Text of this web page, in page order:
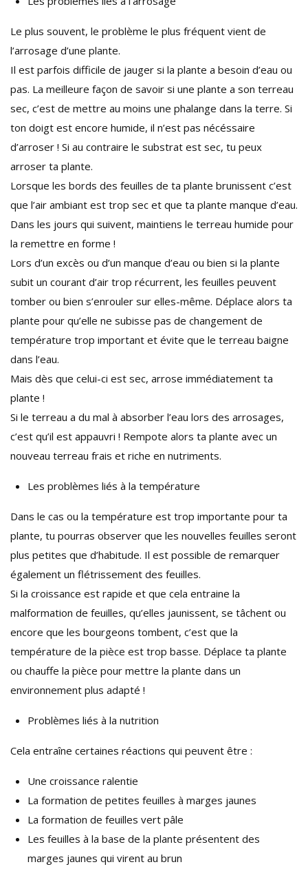
Le plus souvent, le problème le plus fréquent vient de
l’arrosage d’une plante.
Il est parfois difficile de jauger si la plante a besoin d’eau ou
pas. La meilleure façon de savoir si une plante a son terreau
sec, c’est de mettre au moins une phalange dans la terre. Si
ton doigt est encore humide, il n’est pas nécéssaire
d’arroser ! Si au contraire le substrat est sec, tu peux
arroser ta plante.
Lorsque les bords des feuilles de ta plante brunissent c’est
que l’air ambiant est trop sec et que ta plante manque d’eau.
Dans les jours qui suivent, maintiens le terreau humide pour
la remettre en forme !
Lors d’un excès ou d’un manque d’eau ou bien si la plante
subit un courant d’air trop récurrent, les feuilles peuvent
tomber ou bien s’enrouler sur elles-même. Déplace alors ta
plante pour qu’elle ne subisse pas de changement de
température trop important et évite que le terreau baigne
dans l’eau.
Mais dès que celui-ci est sec, arrose immédiatement ta
plante !
Si le terreau a du mal à absorber l’eau lors des arrosages,
c’est qu’il est appauvri ! Rempote alors ta plante avec un
nouveau terreau frais et riche en nutriments.
Les problèmes liés à la température
Dans le cas ou la température est trop importante pour ta
plante, tu pourras observer que les nouvelles feuilles seront
plus petites que d’habitude. Il est possible de remarquer
également un flétrissement des feuilles.
Si la croissance est rapide et que cela entraine la
malformation de feuilles, qu’elles jaunissent, se tâchent ou
encore que les bourgeons tombent, c’est que la
température de la pièce est trop basse. Déplace ta plante
ou chauffe la pièce pour mettre la plante dans un
environnement plus adapté !
Problèmes liés à la nutrition
Cela entraîne certaines réactions qui peuvent être :
Une croissance ralentie
La formation de petites feuilles à marges jaunes
La formation de feuilles vert pâle
Les feuilles à la base de la plante présentent des
marges jaunes qui virent au brun